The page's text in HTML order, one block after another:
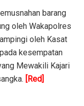
barang
oleh Wakapolres
oleh Kasat
kesempatan
Mewakili Kajari
[Red]